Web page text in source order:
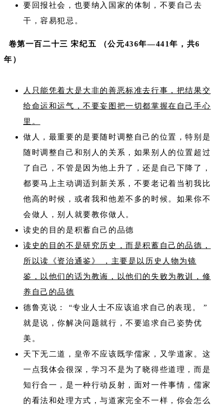
要回报社会，也要纳入国家的体制，不要自己去
干，容易犯忌。
卷第一百二十三 宋纪五 （公元436年—441年，共6
年）
人只能凭着大是大非的善恶标准去行事，把结果交
给命运和运气，不要妄图把一切都掌握在自己手心
里。
做人，最重要的是要随时调整自己的位置，特别是
随时调整自己和别人的关系，如果别人的位置超过
了自己，不管是因为他上升了，还是自己下降了，
都要马上主动调适到新关系，不要老记着当初我比
他高的时候，或者我和他差不多的时候。如果你不
会做人，别人就要教你做人。
读史的目的是积蓄自己的品德
读史的目的不是研究历史，而是积蓄自己的品德，
所以读《资治通鉴》 ，主要是以历史人物为镜
鉴，以他们的话为教诲，以他们的失败为教训，修
养自己的品德
德鲁克说： “专业人士不应该追求自己的表现。 ”
就是说，你解决问题就行，不要追求自己姿势优
美。
天下无二道，皇帝不应该既学儒家，又学道家。这
一点我体会很深，学习不是为了晓得些道理，而是
知行合一，是一种行动反射，面对一件事情，儒家
的看法和处理方式，与道家完全不一样，你会怎么